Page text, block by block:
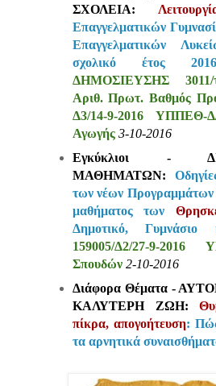
ΣΧΟΛΕΙΑ:
Επαγγελματικών
Επαγγελματικών
σχολικό έτος
ΔΗΜΟΣΙΕΥΣΗΣ 3011/
Αριθ. Πρωτ. Βαθμός
Δ3/14-9-2016 ΥΠΠΕΘ-Δ/
Αγωγής 3-10-2016
Εγκύκλιοι -
ΜΑΘΗΜΑΤΩΝ:
των νέων Προγραμμάτων
μαθήματος των
Δημοτικό, Γυμνάσιο
159005/Δ2/27-9-2016
Σπουδών 2-10-2016
Διάφορα Θέματα -
ΚΑΛΥΤΕΡΗ ΖΩΗ:
πίκρα, απογοήτευση: Πώς
τα αρνητικά